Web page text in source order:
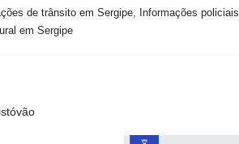
de trânsito em Sergipe, Informações policiais
em Sergipe